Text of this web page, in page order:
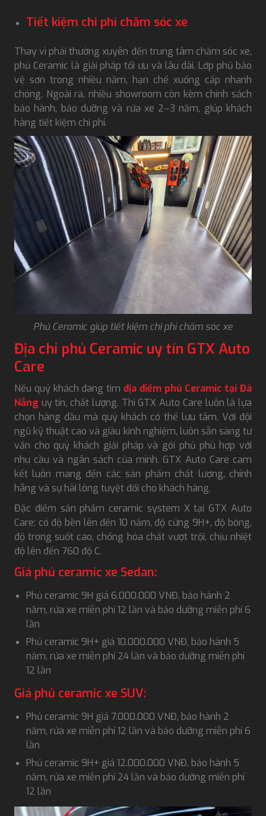
Tiết kiệm chi phí chăm sóc xe
Thay vì phải thường xuyên đến trung tâm chăm sóc xe,
phủ Ceramic là giải pháp tối ưu và lâu dài. Lớp phủ bảo
vệ sơn trong nhiều năm, hạn chế xuống cấp nhanh
chóng. Ngoài ra, nhiều showroom còn kèm chính sách
bảo hành, bảo dưỡng và rửa xe 2–3 năm, giúp khách
hàng tiết kiệm chi phí.
Phủ Ceramic giúp tiết kiệm chi phí chăm sóc xe
Địa chỉ phủ Ceramic uy tín GTX Auto
Care
Nếu quý khách đang tìm địa điểm phủ Ceramic tại Đà
Nẵng uy tín, chất lượng. Thì GTX Auto Care luôn là lựa
chọn hàng đầu mà quý khách có thể lưu tâm. Với đội
ngũ kỹ thuật cao và giàu kinh nghiệm, luôn sẵn sàng tư
vấn cho quý khách giải pháp và gói phủ phù hợp với
nhu cầu và ngân sách của mình. GTX Auto Care cam
kết luôn mang đến các sản phẩm chất lượng, chính
hãng và sự hài lòng tuyệt đối cho khách hàng.
Đặc điểm sản phẩm ceramic system X tại GTX Auto
Care: có độ bền lên đến 10 năm, độ cứng 9H+, độ bóng,
độ trong suốt cao, chống hóa chất vượt trội, chịu nhiệt
độ lên đến 760 độ C.
Giá phủ ceramic xe Sedan:
Phủ ceramic 9H giá 6.000.000 VNĐ, bảo hành 2
năm, rửa xe miễn phí 12 lần và bảo dưỡng miễn phí 6
lần
Phủ ceramic 9H+ giá 10.000.000 VNĐ, bảo hành 5
năm, rửa xe miễn phí 24 lần và bảo dưỡng miễn phí
12 lần
Giá phủ ceramic xe SUV:
Phủ ceramic 9H giá 7.000.000 VNĐ, bảo hành 2
năm, rửa xe miễn phí 12 lần và bảo dưỡng miễn phí 6
lần
Phủ ceramic 9H+ giá 12.000.000 VNĐ, bảo hành 5
năm, rửa xe miễn phí 24 lần và bảo dưỡng miễn phí
12 lần